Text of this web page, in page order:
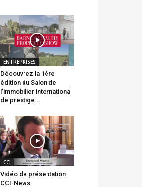
ENTREPRISES
Découvrez la 1ère
édition du Salon de
l’immobilier international
de prestige...
CCI
Vidéo de présentation
CCI-News